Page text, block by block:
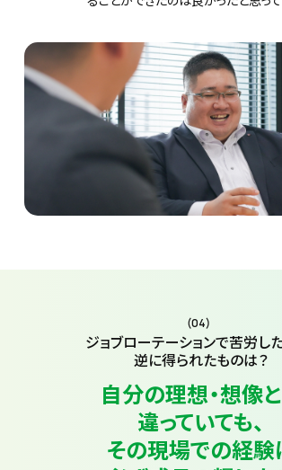
(04)
ジョブローテーションで苦労した
逆に得られたものは？
自分の理想・想像
違っていても、
その現場での経験